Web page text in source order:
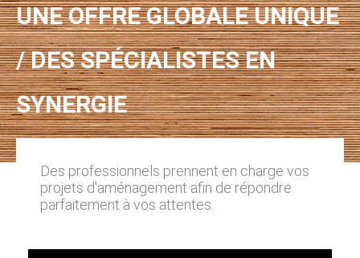
UNE OFFRE GLOBALE UNIQUE
/ DES SPÉCIALISTES EN
SYNERGIE
Des professionnels prennent en charge vos
projets d'aménagement afin de répondre
parfaitement à vos attentes.